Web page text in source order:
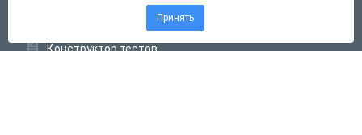
Конструктор тестов
Принять